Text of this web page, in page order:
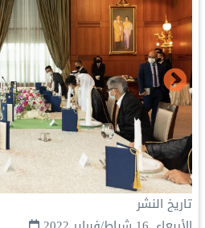
تاريخ النشر